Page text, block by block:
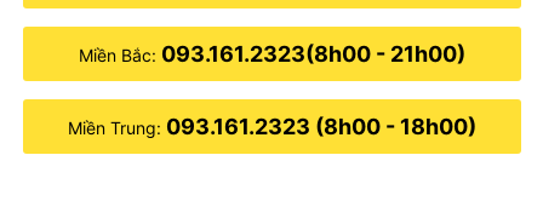
Miền Bắc: 093.161.2323(8h00 - 21h00)
Miền Trung: 093.161.2323 (8h00 - 18h00)